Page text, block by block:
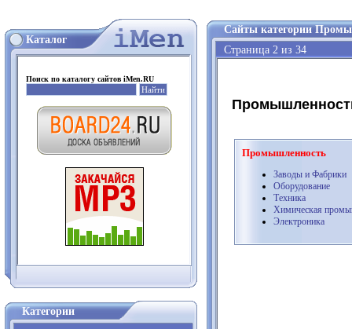
Каталог
Поиск по каталогу сайтов iMen.RU
Категории
Сайты категории
Страница 2 из 34
Промышленность
Заводы и Фабрики
Оборудование
Техника
Химическая
Электроника